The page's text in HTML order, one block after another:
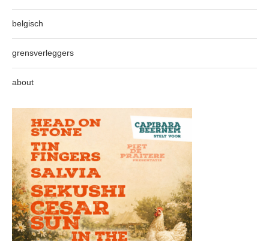
belgisch
grensverleggers
about